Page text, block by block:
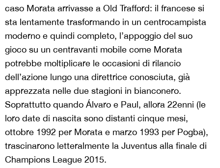
caso Morata arrivasse a Old Trafford: il francese si
sta lentamente trasformando in un centrocampista
moderno e quindi completo, l’appoggio del suo
gioco su un centravanti mobile come Morata
potrebbe moltiplicare le occasioni di rilancio
dell’azione lungo una direttrice conosciuta, già
apprezzata nelle due stagioni in bianconero.
Soprattutto quando Álvaro e Paul, allora 22enni (le
loro date di nascita sono distanti cinque mesi,
ottobre 1992 per Morata e marzo 1993 per Pogba),
trascinarono letteralmente la Juventus alla finale di
Champions League 2015.